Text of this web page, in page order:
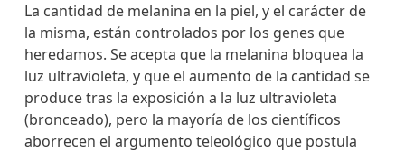
La cantidad de melanina en la piel, y el carácter de
la misma, están controlados por los genes que
heredamos. Se acepta que la melanina bloquea la
luz ultravioleta, y que el aumento de la cantidad se
produce tras la exposición a la luz ultravioleta
(bronceado), pero la mayoría de los científicos
aborrecen el argumento teleológico que postula